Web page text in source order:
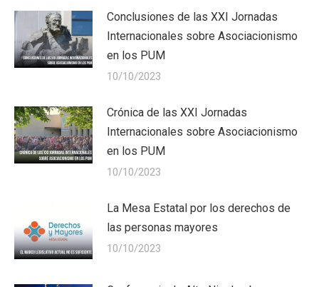
Conclusiones de las XXI Jornadas
Internacionales sobre Asociacionismo
en los PUM
10/10/2023
Crónica de las XXI Jornadas
Internacionales sobre Asociacionismo
en los PUM
10/10/2023
La Mesa Estatal por los derechos de
las personas mayores
10/10/2023